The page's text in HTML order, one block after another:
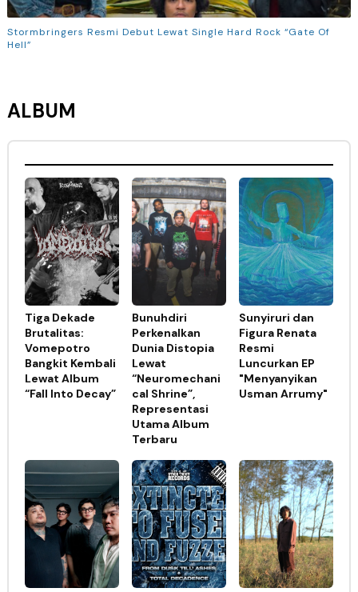
Stormbringers Resmi Debut Lewat Single Hard Rock “Gate Of
Hell”
ALBUM
Tiga Dekade
Brutalitas:
Vomepotro
Bangkit Kembali
Lewat Album
“Fall Into Decay”
Bunuhdiri
Perkenalkan
Dunia Distopia
Lewat
“Neuromechani
cal Shrine”,
Representasi
Utama Album
Terbaru
Sunyiruri dan
Figura Renata
Resmi
Luncurkan EP
"Menyanyikan
Usman Arrumy"